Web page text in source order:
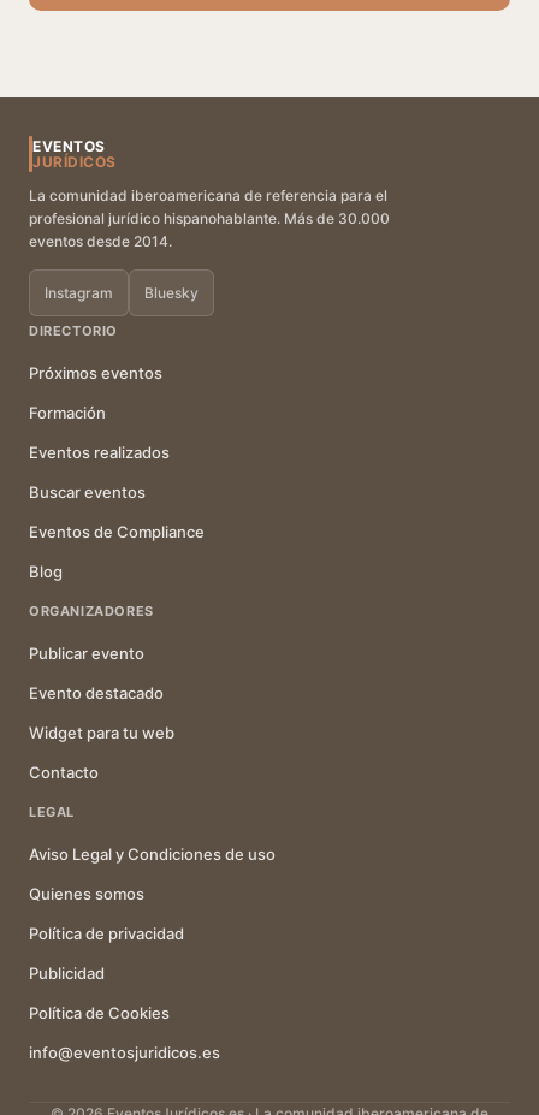
EVENTOS
JURÍDICOS
La comunidad iberoamericana de referencia para el
profesional jurídico hispanohablante. Más de 30.000
eventos desde 2014.
Instagram Bluesky
DIRECTORIO
Próximos eventos
Formación
Eventos realizados
Buscar eventos
Eventos de Compliance
Blog
ORGANIZADORES
Publicar evento
Evento destacado
Widget para tu web
Contacto
LEGAL
Aviso Legal y Condiciones de uso
Quienes somos
Política de privacidad
Publicidad
Política de Cookies
info@eventosjuridicos.es